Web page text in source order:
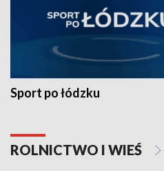
Sport po łódzku
ROLNICTWO I WIEŚ